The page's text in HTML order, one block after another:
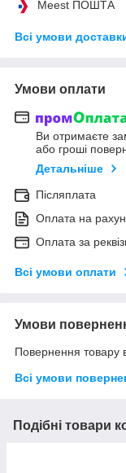
Meest ПОШТА
Всі умови
Умови оплати
Ви отримаєте
або гроші
Детальніше
Післяплата
Оплата на
Оплата за
Всі умови оплати
Умови
Повернення товару
Всі умови
Подібні товари